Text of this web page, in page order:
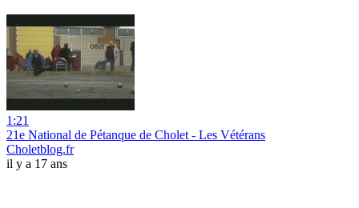
1:21
21e National de Pétanque de Cholet - Les Vétérans
Choletblog.fr
il y a 17 ans